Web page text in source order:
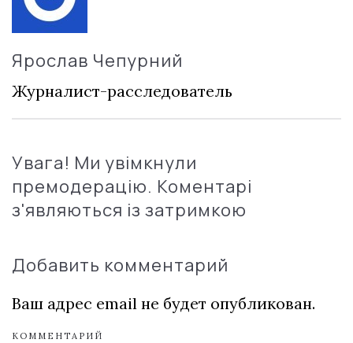
Ярослав Чепурний
Журналист-расследователь
Увага! Ми увімкнули
премодерацію. Коментарі
з'являються із затримкою
Добавить комментарий
Ваш адрес email не будет опубликован.
КОММЕНТАРИЙ